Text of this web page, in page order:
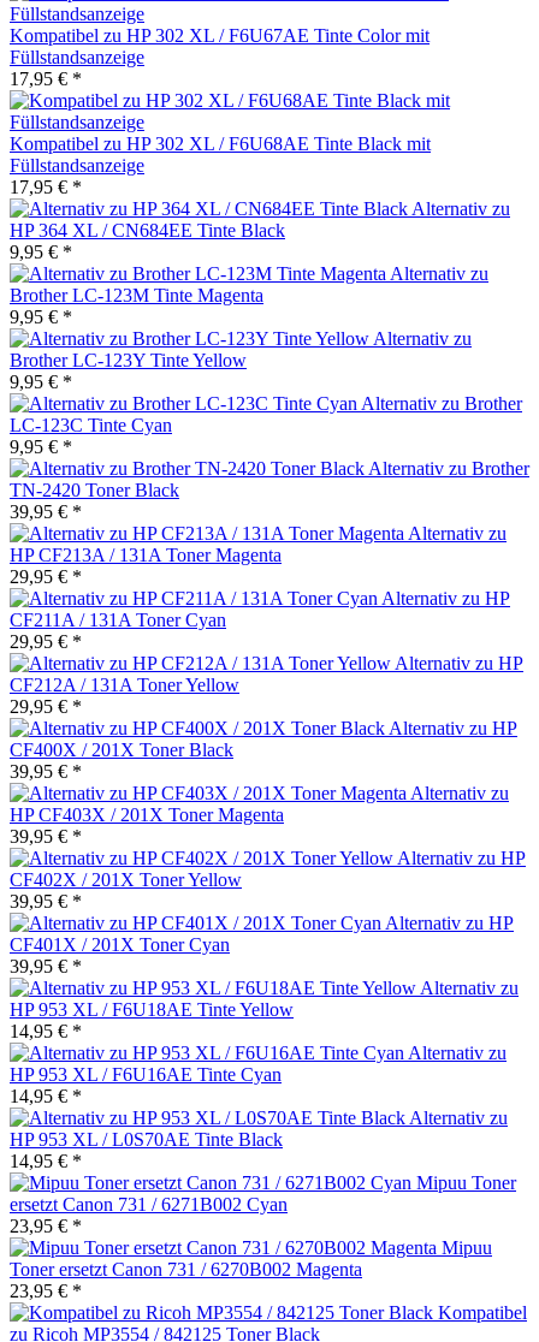
Kompatibel zu HP 302 XL / F6U67AE Tinte Color mit
Füllstandsanzeige
17,95 € *
Kompatibel zu HP 302 XL / F6U68AE Tinte Black mit
Füllstandsanzeige
17,95 € *
Alternativ zu
HP 364 XL / CN684EE Tinte Black
9,95 € *
Alternativ zu
Brother LC-123M Tinte Magenta
9,95 € *
Alternativ zu
Brother LC-123Y Tinte Yellow
9,95 € *
Alternativ zu Brother
LC-123C Tinte Cyan
9,95 € *
Alternativ zu Brother
TN-2420 Toner Black
39,95 € *
Alternativ zu
HP CF213A / 131A Toner Magenta
29,95 € *
Alternativ zu HP
CF211A / 131A Toner Cyan
29,95 € *
Alternativ zu HP
CF212A / 131A Toner Yellow
29,95 € *
Alternativ zu HP
CF400X / 201X Toner Black
39,95 € *
Alternativ zu
HP CF403X / 201X Toner Magenta
39,95 € *
Alternativ zu HP
CF402X / 201X Toner Yellow
39,95 € *
Alternativ zu HP
CF401X / 201X Toner Cyan
39,95 € *
Alternativ zu
HP 953 XL / F6U18AE Tinte Yellow
14,95 € *
Alternativ zu
HP 953 XL / F6U16AE Tinte Cyan
14,95 € *
Alternativ zu
HP 953 XL / L0S70AE Tinte Black
14,95 € *
Mipuu Toner
ersetzt Canon 731 / 6271B002 Cyan
23,95 € *
Mipuu
Toner ersetzt Canon 731 / 6270B002 Magenta
23,95 € *
Kompatibel
zu Ricoh MP3554 / 842125 Toner Black